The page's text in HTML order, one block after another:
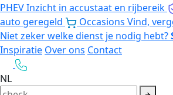
PHEVInzicht in accustaat en rijbereik
auto geregeld
Occasions Vind,
Niet zeker welke dienst je nodig hebt?
Inspiratie Over ons Contact
NL